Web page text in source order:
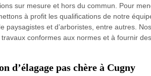
sur mesure et hors du commun. Pour
à profit les qualifications de notre
paysagistes et d’arboristes, entre autres.
conformes aux normes et à fournir
d’élagage pas chère à Cugny